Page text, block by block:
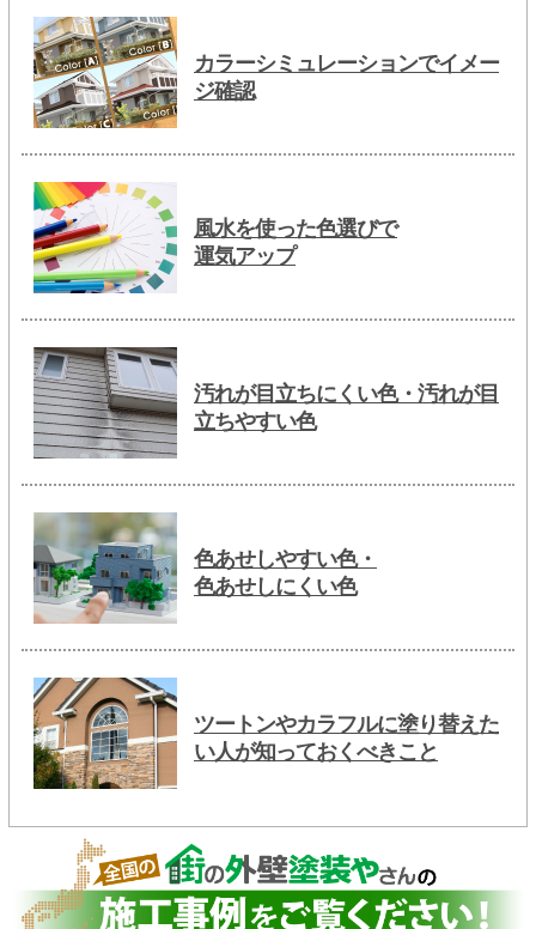
カラーシミュレーションでイメー
ジ確認
風水を使った色選びで
運気アップ
汚れが目立ちにくい色・汚れが目
立ちやすい色
色あせしやすい色・
色あせしにくい色
ツートンやカラフルに塗り替えた
い人が知っておくべきこと